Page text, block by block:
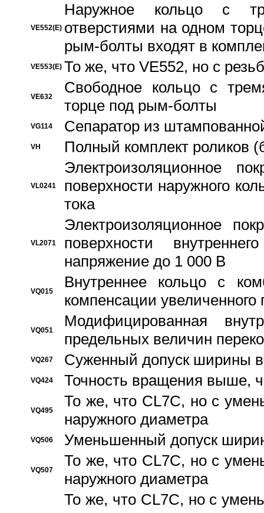
VE552(E)
Наружное кольцо с
отверстиями на одном
рым-болты входят в
VE553(E) То же, что VE552, но с
VE632
Свободное кольцо с
торце под рым-болты
VG114 Сепаратор из
VH Полный комплект роликов
VL0241
Электроизоляционное
поверхности наружного
тока
VL2071
Электроизоляционное
поверхности
напряжение до 1 000 В
VQ015
Bнутреннее кольцо с
компенсации увеличенного
VQ051
Модифицированная
предельных величин
VQ267 Суженный допуск ширины
VQ424 Точность вращения выше,
VQ495
То же, что CL7C, но с
наружного диаметра
VQ506 Уменьшенный допуск
VQ507
То же, что CL7C, но с
наружного диаметра
То же, что CL7C, но с